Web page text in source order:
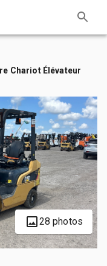
Chariot Élévateur
28 photos